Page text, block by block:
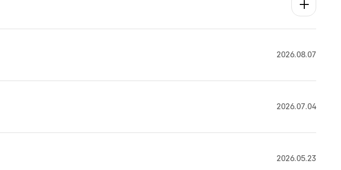
2026.08.07
2026.07.04
2026.05.23